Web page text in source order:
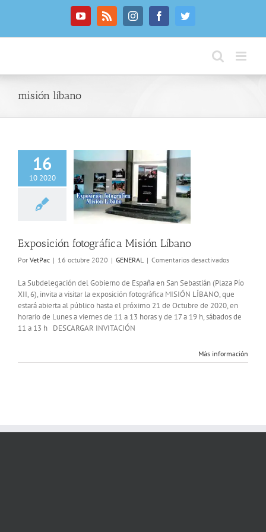
YouTubeRss InstagramFacebookTwitter
misión líbano
16
10 2020
Líbano
Exposición fotográfica Misión Líbano
Por VetPac | 16 octubre 2020 | GENERAL | Comentarios desactivadosen
fotográfica
Misión
Líbano
La Subdelegación del Gobierno de España en San Sebastián (Plaza Pío
XII, 6), invita a visitar la exposición fotográfica MISIÓN LÍBANO, que
estará abierta al público hasta el próximo 21 de Octubre de 2020, en
horario de Lunes a viernes de 11 a 13 horas y de 17 a 19 h, sábados de
11 a 13 h DESCARGAR INVITACIÓN
Más información